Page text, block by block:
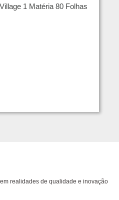
1 Matéria 80 Folhas
realidades de qualidade e inovação